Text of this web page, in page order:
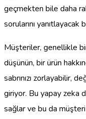
geçmekten bile daha
sorularını yanıtlayacak
Müşteriler, genellikle
düşünün, bir ürün
sabrınızı zorlayabilir,
giriyor. Bu yapay zeka
sağlar ve bu da müşteri